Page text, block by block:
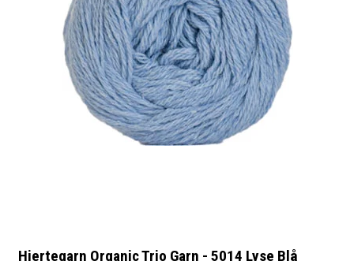
Hjertegarn Organic Trio Garn - 5014 Lyse Blå